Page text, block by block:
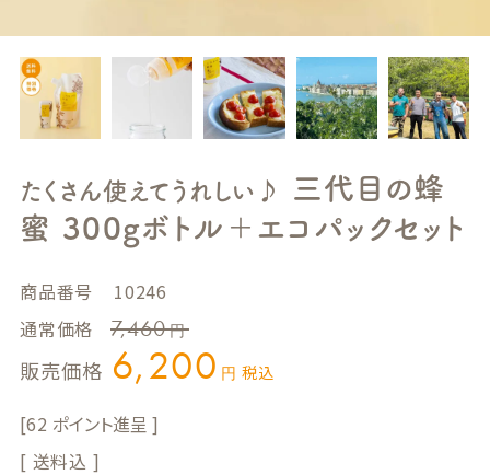
たくさん使えてうれしい♪
三代目の蜂
蜜 300gボトル＋エコパックセット
商品番号
10246
通常価格
7,460
販売価格 6,200 税込
62
送料込